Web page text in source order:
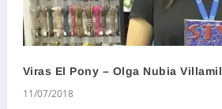
Viras El Pony – Olga Nubia Villamil
11/07/2018